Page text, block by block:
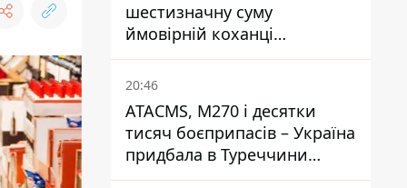
шестизначну суму
ймовірній коханці
Інфантіно - The Telegraph
20:46
ATACMS, M270 і десятки
тисяч боєприпасів – Україна
придбала в Туреччини
потужний пакет озброєння